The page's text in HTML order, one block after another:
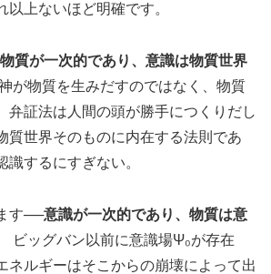
以上ないほど明確です。
物質が一次的であり、意識は物質世界
が物質を生みだすのではなく、物質
弁証法は人間の頭が勝手につくりだし
質世界そのものに内在する法則であ
識するにすぎない。
す──意識が一次的であり、物質は意
ビッグバン以前に意識場Ψ₀が存在
ネルギーはそこからの崩壊によって出